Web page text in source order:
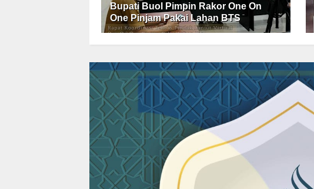
Bupati Buol Pimpin Rakor One On
One Pinjam Pakai Lahan BTS